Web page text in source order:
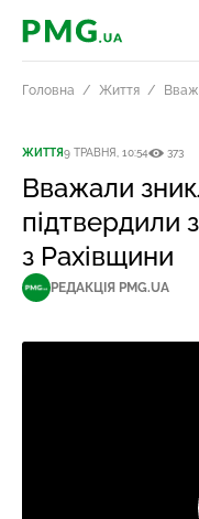
PMG.ua
Головна Життя
ЖИТТЯ9 ТРАВНЯ, 10:54 373
Вважали
підтвердили
з Рахівщини
РЕДАКЦІЯ PMG.UA